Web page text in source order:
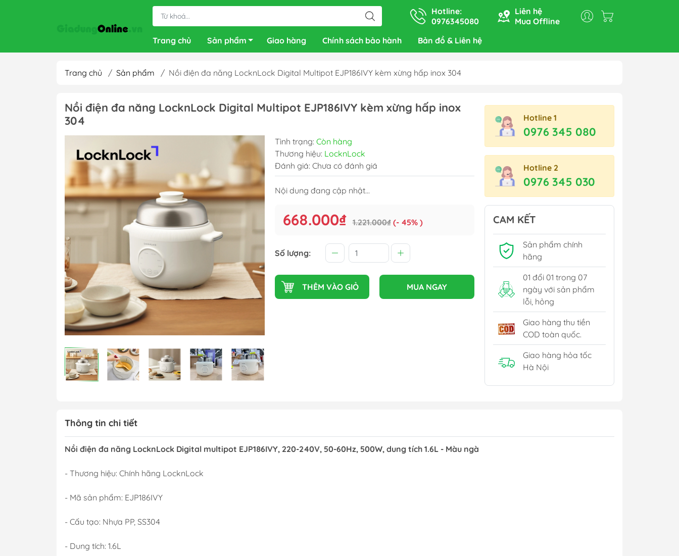
Hotline:
0976345080
Liên hệ
Mua Offline
Trang chủ
Sản phẩm
Hộp cơm điện
Bàn là - Máy sấy tóc
Nồi cơm điện - Nồi áp suất
Bếp Từ - Bếp Hồng Ngoại
Thiết bị sưởi - Quạt
Thiết bị làm bánh
Nồi Nấu Chậm
Nồi & Chảo
Bộ Gia Vị
Hộp Đựng Thực Phẩm
Giao hàng Chính sách bảo hành Bản đồ & Liên hệ
Trang chủ / Sản phẩm / Nồi điện đa năng LocknLock Digital Multipot EJP186IVY kèm xừng hấp inox 304
Nồi điện đa năng LocknLock Digital Multipot EJP186IVY kèm xừng hấp inox
304
Tình trạng: Còn hàng
Thương hiệu: LocknLock
Đánh giá: Chưa có đánh giá
Nội dung đang cập nhật...
668.000₫ 1.221.000₫ (- 45% )
Số lượng:
THÊM VÀO GIỎ MUA NGAY
Hotline 1
0976 345 080
Hotline 2
0976 345 030
CAM KẾT
Sản phẩm chính
hãng
01 đổi 01 trong 07
ngày với sản phẩm
lỗi, hỏng
Giao hàng thu tiền
COD toàn quốc.
Giao hàng hỏa tốc
Hà Nội
Thông tin chi tiết
Nồi điện đa năng LocknLock Digital multipot EJP186IVY, 220-240V, 50-60Hz, 500W, dung tích 1.6L - Màu ngà
- Thương hiệu: Chính hãng LocknLock
- Mã sản phẩm: EJP186IVY
- Cấu tạo: Nhựa PP, SS304
- Dung tích: 1.6L